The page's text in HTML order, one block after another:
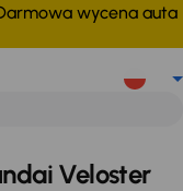
wycena auta
Veloster